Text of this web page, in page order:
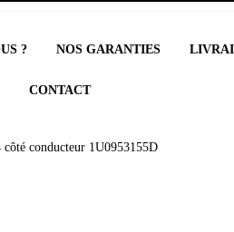
? NOS GARANTIES
CONTACT
conducteur 1U0953155D